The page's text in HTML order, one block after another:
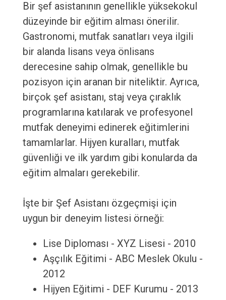
Bir şef asistanının genellikle yüksekokul
düzeyinde bir eğitim alması önerilir.
Gastronomi, mutfak sanatları veya ilgili
bir alanda lisans veya önlisans
derecesine sahip olmak, genellikle bu
pozisyon için aranan bir niteliktir. Ayrıca,
birçok şef asistanı, staj veya çıraklık
programlarına katılarak ve profesyonel
mutfak deneyimi edinerek eğitimlerini
tamamlarlar. Hijyen kuralları, mutfak
güvenliği ve ilk yardım gibi konularda da
eğitim almaları gerekebilir.
İşte bir Şef Asistanı özgeçmişi için
uygun bir deneyim listesi örneği:
Lise Diploması - XYZ Lisesi - 2010
Aşçılık Eğitimi - ABC Meslek Okulu -
2012
Hijyen Eğitimi - DEF Kurumu - 2013